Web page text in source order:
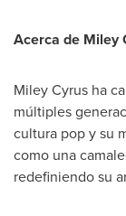
Acerca de Miley
Miley Cyrus ha
múltiples
cultura pop y su
como una
redefiniendo su